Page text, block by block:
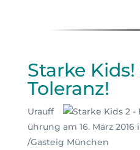
Starke Kids!
Toleranz!
Urauff
ührung am 16. März 2016
/Gasteig München